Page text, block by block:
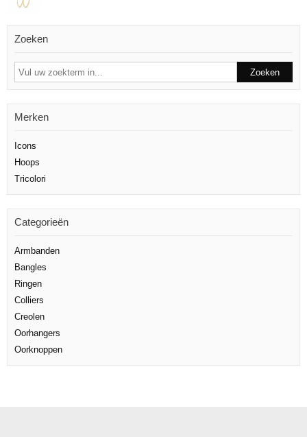
Zoeken
Merken
Icons
Hoops
Tricolori
Categorieën
Armbanden
Bangles
Ringen
Colliers
Creolen
Oorhangers
Oorknoppen